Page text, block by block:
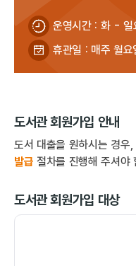
운영시간 : 화 -
휴관일 : 매주 월요
도서관 회원가입 안내
도서 대출을 원하시는 경
발급 절차를 진행해 주셔야
도서관 회원가입 대상